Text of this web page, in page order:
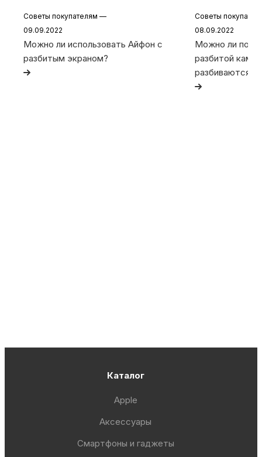
Советы покупателям —
09.09.2022
Можно ли использовать Айфон с
разбитым экраном?
Советы
08.09.2022
Можно ли
разбитой
разбиваются
Каталог
Apple
Аксессуары
Смартфоны и гаджеты